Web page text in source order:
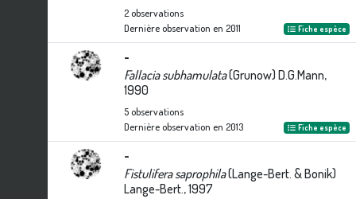
2observations
Dernière observation en 2011 Fiche espèce
-
Fallacia subhamulata(Grunow) D.G.Mann,
1990
5observations
Dernière observation en 2013 Fiche espèce
-
Fistulifera saprophila(Lange-Bert. & Bonik)
Lange-Bert., 1997